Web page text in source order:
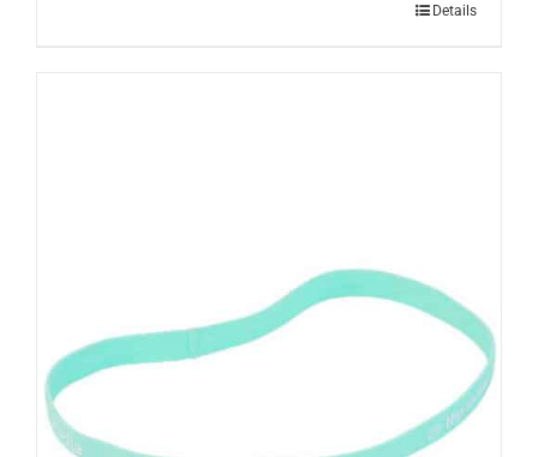
Details